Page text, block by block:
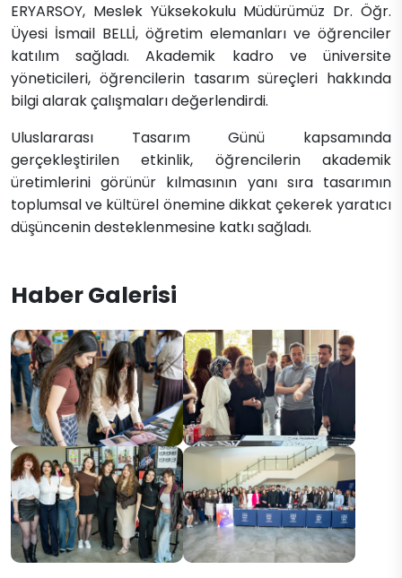
ERYARSOY, Meslek Yüksekokulu Müdürümüz Dr. Öğr.
Üyesi İsmail BELLİ, öğretim elemanları ve öğrenciler
katılım sağladı. Akademik kadro ve üniversite
yöneticileri, öğrencilerin tasarım süreçleri hakkında
bilgi alarak çalışmaları değerlendirdi.
Uluslararası Tasarım Günü kapsamında
gerçekleştirilen etkinlik, öğrencilerin akademik
üretimlerini görünür kılmasının yanı sıra tasarımın
toplumsal ve kültürel önemine dikkat çekerek yaratıcı
düşüncenin desteklenmesine katkı sağladı.
Haber Galerisi